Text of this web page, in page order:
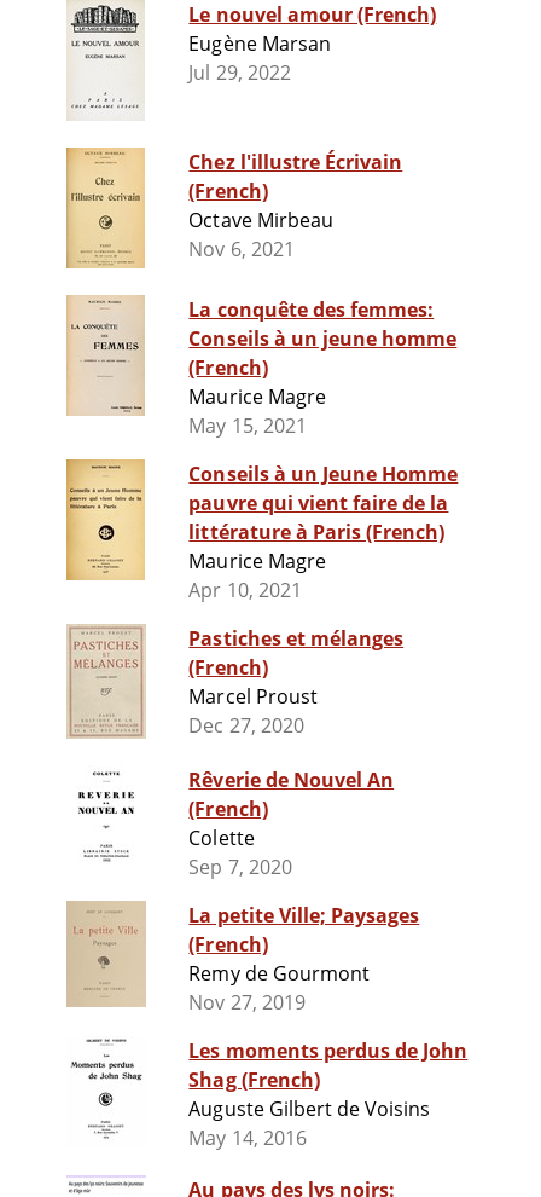
Le nouvel amour (French)
Eugène Marsan
Jul 29, 2022
Chez l'illustre Écrivain
(French)
Octave Mirbeau
Nov 6, 2021
La conquête des femmes:
Conseils à un jeune homme
(French)
Maurice Magre
May 15, 2021
Conseils à un Jeune Homme
pauvre qui vient faire de la
littérature à Paris (French)
Maurice Magre
Apr 10, 2021
Pastiches et mélanges
(French)
Marcel Proust
Dec 27, 2020
Rêverie de Nouvel An
(French)
Colette
Sep 7, 2020
La petite Ville; Paysages
(French)
Remy de Gourmont
Nov 27, 2019
Les moments perdus de John
Shag (French)
Auguste Gilbert de Voisins
May 14, 2016
Au pays des lys noirs: